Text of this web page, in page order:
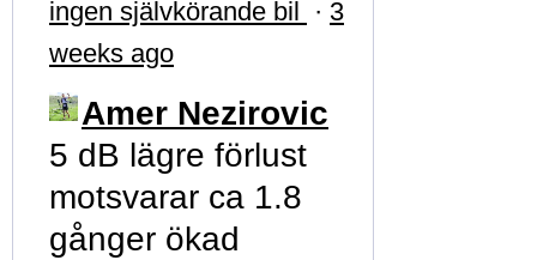
ingen självkörande bil · 3
weeks ago
Amer Nezirovic
5 dB lägre förlust
motsvarar ca 1.8
gånger ökad